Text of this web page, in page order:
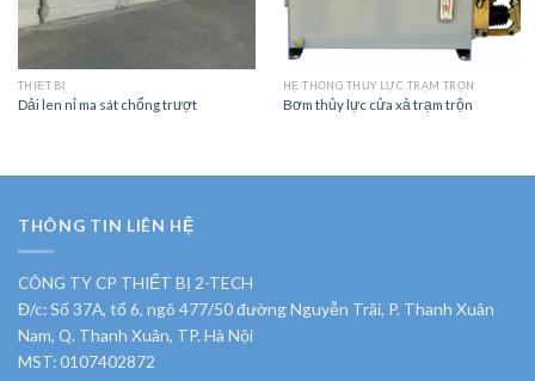
THIẾT BỊ
Dải len nỉ ma sát chống trượt
HỆ THỐNG THỦY LỰC TRẠM TRỘN
Bơm thủy lực cửa xả trạm trộn
THÔNG TIN LIÊN HỆ
CÔNG TY CP THIẾT BỊ 2-TECH
Đ/c: Số 37A, tổ 6, ngõ 477/50 đường Nguyễn Trãi, P. Thanh Xuân
Nam, Q. Thanh Xuân, TP. Hà Nội
MST: 0107402872